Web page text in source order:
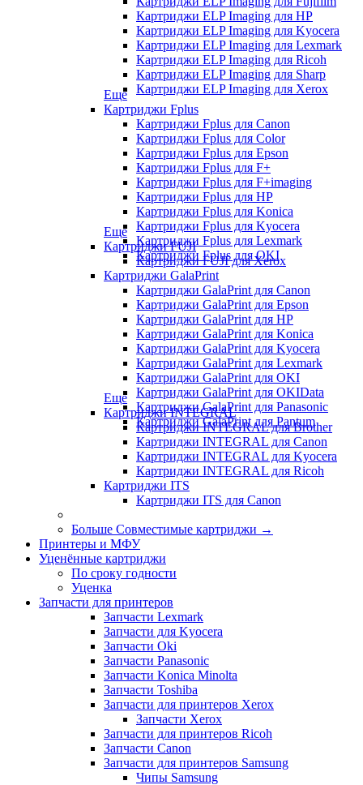
Картриджи ELP Imaging для HP
Картриджи ELP Imaging для Kyocera
Картриджи ELP Imaging для Lexmark
Картриджи ELP Imaging для Ricoh
Картриджи ELP Imaging для Sharp
Картриджи ELP Imaging для Xerox
Еще
Картриджи Fplus
Картриджи Fplus для Canon
Картриджи Fplus для Color
Картриджи Fplus для Epson
Картриджи Fplus для F+
Картриджи Fplus для F+imaging
Картриджи Fplus для HP
Картриджи Fplus для Konica
Картриджи Fplus для Kyocera
Картриджи Fplus для Lexmark
Картриджи Fplus для OKI
Еще
Картриджи FUJI
Картриджи FUJI для Xerox
Картриджи GalaPrint
Картриджи GalaPrint для Canon
Картриджи GalaPrint для Epson
Картриджи GalaPrint для HP
Картриджи GalaPrint для Konica
Картриджи GalaPrint для Kyocera
Картриджи GalaPrint для Lexmark
Картриджи GalaPrint для OKI
Картриджи GalaPrint для OKIData
Картриджи GalaPrint для Panasonic
Картриджи GalaPrint для Pantum
Еще
Картриджи INTEGRAL
Картриджи INTEGRAL для Brother
Картриджи INTEGRAL для Canon
Картриджи INTEGRAL для Kyocera
Картриджи INTEGRAL для Ricoh
Картриджи ITS
Картриджи ITS для Canon
Больше Совместимые картриджи →
Принтеры и МФУ
Уценённые картриджи
По сроку годности
Уценка
Запчасти для принтеров
Запчасти Lexmark
Запчасти для Kyocera
Запчасти Oki
Запчасти Panasonic
Запчасти Koniсa Minolta
Запчасти Toshiba
Запчасти для принтеров Xerox
Запчасти Xerox
Запчасти для принтеров Ricoh
Запчасти Canon
Запчасти для принтеров Samsung
Чипы Samsung